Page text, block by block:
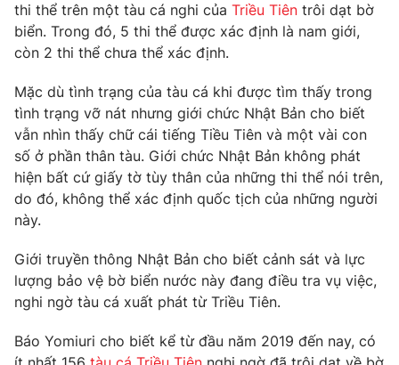
Góc doanh nghiệp
Truyền hình
Phim VTV
Hậu trường
Nhân vật
Khán giả
Giải sao mai
Điện ảnh
Âm nhạc
Sao
Đời sống
Du lịch
Làm đẹp
Chất lượng cuộc sống
Giáo dục
Tuyển sinh
Công nghệ
Hitech Công nghệ tương lai
Sản phẩm
Giao lưu trực tuyến
thi thể trên một tàu cá nghi của Triều Tiên trôi dạt bờ
biển. Trong đó, 5 thi thể được xác định là nam giới,
còn 2 thi thể chưa thể xác định.
Mặc dù tình trạng của tàu cá khi được tìm thấy trong
tình trạng vỡ nát nhưng giới chức Nhật Bản cho biết
vẫn nhìn thấy chữ cái tiếng Tiều Tiên và một vài con
số ở phần thân tàu. Giới chức Nhật Bản không phát
hiện bất cứ giấy tờ tùy thân của những thi thể nói trên,
do đó, không thể xác định quốc tịch của những người
này.
Giới truyền thông Nhật Bản cho biết cảnh sát và lực
lượng bảo vệ bờ biển nước này đang điều tra vụ việc,
nghi ngờ tàu cá xuất phát từ Triều Tiên.
Báo Yomiuri cho biết kể từ đầu năm 2019 đến nay, có